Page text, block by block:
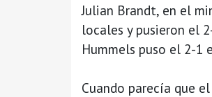
Julian Brandt, en el
locales y pusieron el
Hummels puso el 2-1
Cuando parecía que